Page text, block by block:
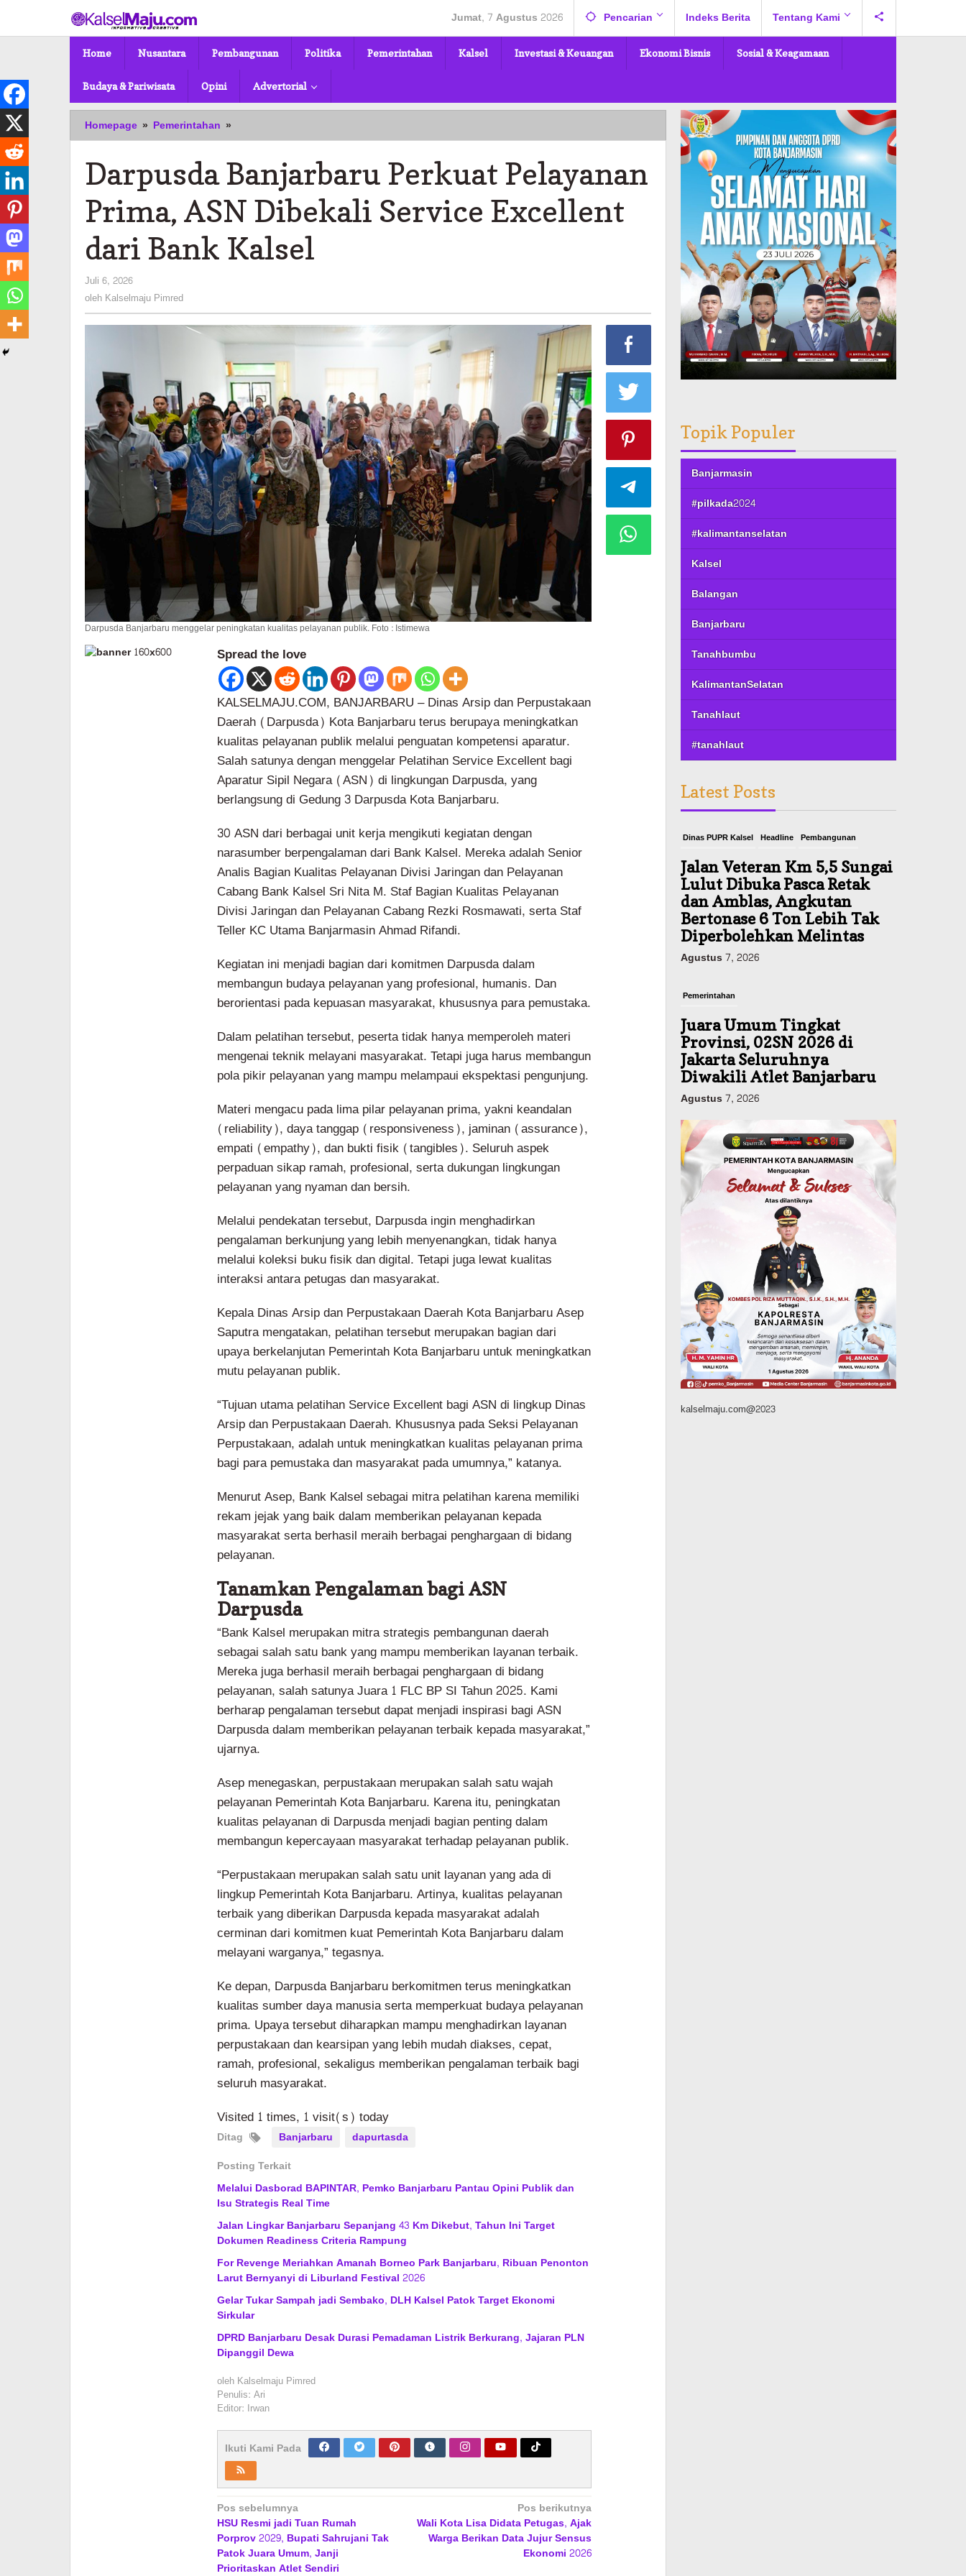
konten
Jumat, 7 Agustus 2026 Pencarian Indeks Berita Tentang Kami
Home Nusantara Pembangunan Politika Pemerintahan Kalsel Investasi & Keuangan Ekonomi Bisnis Sosial & Keagamaan
Budaya & Pariwisata Opini Advertorial
Homepage » Pemerintahan »
Banjarbaru
Pelayanan
Prima,
ASN
Dibekali
Excellent
dari
Darpusda Banjarbaru Perkuat Pelayanan
Prima, ASN Dibekali Service Excellent
dari Bank Kalsel
Juli 6, 2026
Kalselmaju
Pimred
oleh Kalselmaju Pimred
Darpusda Banjarbaru menggelar peningkatan kualitas pelayanan publik. Foto : Istimewa
Spread the love
KALSELMAJU.COM, BANJARBARU – Dinas Arsip dan Perpustakaan
Daerah (Darpusda) Kota Banjarbaru terus berupaya meningkatkan
kualitas pelayanan publik melalui penguatan kompetensi aparatur.
Salah satunya dengan menggelar Pelatihan Service Excellent bagi
Aparatur Sipil Negara (ASN) di lingkungan Darpusda, yang
berlangsung di Gedung 3 Darpusda Kota Banjarbaru.
30 ASN dari berbagai unit kerja mengikuti kegiatan dengan
narasumber berpengalaman dari Bank Kalsel. Mereka adalah Senior
Analis Bagian Kualitas Pelayanan Divisi Jaringan dan Pelayanan
Cabang Bank Kalsel Sri Nita M. Staf Bagian Kualitas Pelayanan
Divisi Jaringan dan Pelayanan Cabang Rezki Rosmawati, serta Staf
Teller KC Utama Banjarmasin Ahmad Rifandi.
Kegiatan ini menjadi bagian dari komitmen Darpusda dalam
membangun budaya pelayanan yang profesional, humanis. Dan
berorientasi pada kepuasan masyarakat, khususnya para pemustaka.
Dalam pelatihan tersebut, peserta tidak hanya memperoleh materi
mengenai teknik melayani masyarakat. Tetapi juga harus membangun
pola pikir pelayanan yang mampu melampaui ekspektasi pengunjung.
Materi mengacu pada lima pilar pelayanan prima, yakni keandalan
(reliability), daya tanggap (responsiveness), jaminan (assurance),
empati (empathy), dan bukti fisik (tangibles). Seluruh aspek
perpaduan sikap ramah, profesional, serta dukungan lingkungan
pelayanan yang nyaman dan bersih.
Melalui pendekatan tersebut, Darpusda ingin menghadirkan
pengalaman berkunjung yang lebih menyenangkan, tidak hanya
melalui koleksi buku fisik dan digital. Tetapi juga lewat kualitas
interaksi antara petugas dan masyarakat.
Kepala Dinas Arsip dan Perpustakaan Daerah Kota Banjarbaru Asep
Saputra mengatakan, pelatihan tersebut merupakan bagian dari
upaya berkelanjutan Pemerintah Kota Banjarbaru untuk meningkatkan
mutu pelayanan publik.
“Tujuan utama pelatihan Service Excellent bagi ASN di lingkup Dinas
Arsip dan Perpustakaan Daerah. Khususnya pada Seksi Pelayanan
Perpustakaan, adalah untuk meningkatkan kualitas pelayanan prima
bagi para pemustaka dan masyarakat pada umumnya,” katanya.
Menurut Asep, Bank Kalsel sebagai mitra pelatihan karena memiliki
rekam jejak yang baik dalam memberikan pelayanan kepada
masyarakat serta berhasil meraih berbagai penghargaan di bidang
pelayanan.
Tanamkan Pengalaman bagi ASN
Darpusda
“Bank Kalsel merupakan mitra strategis pembangunan daerah
sebagai salah satu bank yang mampu memberikan layanan terbaik.
Mereka juga berhasil meraih berbagai penghargaan di bidang
pelayanan, salah satunya Juara 1 FLC BP SI Tahun 2025. Kami
berharap pengalaman tersebut dapat menjadi inspirasi bagi ASN
Darpusda dalam memberikan pelayanan terbaik kepada masyarakat,”
ujarnya.
Asep menegaskan, perpustakaan merupakan salah satu wajah
pelayanan Pemerintah Kota Banjarbaru. Karena itu, peningkatan
kualitas pelayanan di Darpusda menjadi bagian penting dalam
membangun kepercayaan masyarakat terhadap pelayanan publik.
“Perpustakaan merupakan salah satu unit layanan yang ada di
lingkup Pemerintah Kota Banjarbaru. Artinya, kualitas pelayanan
terbaik yang diberikan Darpusda kepada masyarakat adalah
cerminan dari komitmen kuat Pemerintah Kota Banjarbaru dalam
melayani warganya,” tegasnya.
Ke depan, Darpusda Banjarbaru berkomitmen terus meningkatkan
kualitas sumber daya manusia serta memperkuat budaya pelayanan
prima. Upaya tersebut diharapkan mampu menghadirkan layanan
perpustakaan dan kearsipan yang lebih mudah diakses, cepat,
ramah, profesional, sekaligus memberikan pengalaman terbaik bagi
seluruh masyarakat.
Visited 1 times, 1 visit(s) today
Ditag Banjarbaru
dapurtasda
Posting Terkait
Melalui Dasborad BAPINTAR, Pemko Banjarbaru Pantau Opini Publik dan
Isu Strategis Real Time
Jalan Lingkar Banjarbaru Sepanjang 43 Km Dikebut, Tahun Ini Target
Dokumen Readiness Criteria Rampung
For Revenge Meriahkan Amanah Borneo Park Banjarbaru, Ribuan Penonton
Larut Bernyanyi di Liburland Festival 2026
Gelar Tukar Sampah jadi Sembako, DLH Kalsel Patok Target Ekonomi
Sirkular
DPRD Banjarbaru Desak Durasi Pemadaman Listrik Berkurang, Jajaran PLN
Dipanggil Dewa
oleh Kalselmaju Pimred
Penulis: Ari
Editor: Irwan
Ikuti Kami Pada
Navigasi
pos
Pos sebelumnya
HSU Resmi jadi Tuan Rumah
Porprov 2029, Bupati Sahrujani Tak
Patok Juara Umum, Janji
Prioritaskan Atlet Sendiri
Pos berikutnya
Wali Kota Lisa Didata Petugas, Ajak
Warga Berikan Data Jujur Sensus
Ekonomi 2026
Topik Populer
Banjarmasin
#pilkada2024
#kalimantanselatan
Kalsel
Balangan
Banjarbaru
Tanahbumbu
KalimantanSelatan
Tanahlaut
#tanahlaut
Latest Posts
Dinas PUPR Kalsel Headline Pembangunan
Jalan Veteran Km 5,5 Sungai
Lulut Dibuka Pasca Retak
dan Amblas, Angkutan
Bertonase 6 Ton Lebih Tak
Diperbolehkan Melintas
Agustus 7, 2026
Pemerintahan
Juara Umum Tingkat
Provinsi, 02SN 2026 di
Jakarta Seluruhnya
Diwakili Atlet Banjarbaru
Agustus 7, 2026
Headline Investasi & Keuangan
KUA-PPAS 2027 Banjarbaru
Defisit 170 Miliar,
Pendapatan 1,2 Triliun
Belanja 1,37 Triliun, Tutup
Kekurangan dari SiLPA
Agustus 7, 2026
Kalsel
Operasi Sikat Intan 2026
Berakhir, Polda Kalsel
Amankan Ribuan Miras
Hingga Beberapa Tuak
kalselmaju.com@2023